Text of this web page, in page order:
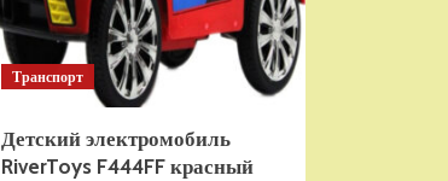
начинающих(FX815)
Транспорт
Детский электромобиль
RiverToys F444FF красный